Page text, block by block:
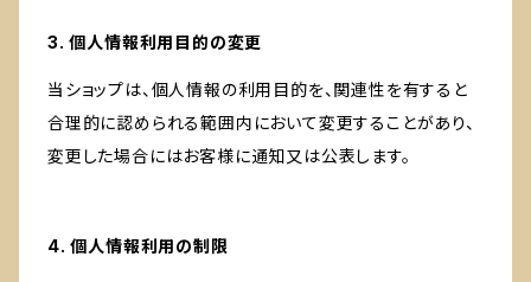
3. 個人情報利用目的の変更
当ショップは、個人情報の利用目的を、関連性を有すると
合理的に認められる範囲内において変更することがあり、
変更した場合にはお客様に通知又は公表します。
4. 個人情報利用の制限